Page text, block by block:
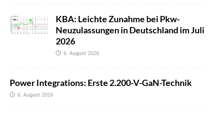
KBA: Leichte Zunahme bei Pkw-
Neuzulassungen in Deutschland im Juli
2026
6. August 2026
Power Integrations: Erste 2.200-V-GaN-Technik
6. August 2026